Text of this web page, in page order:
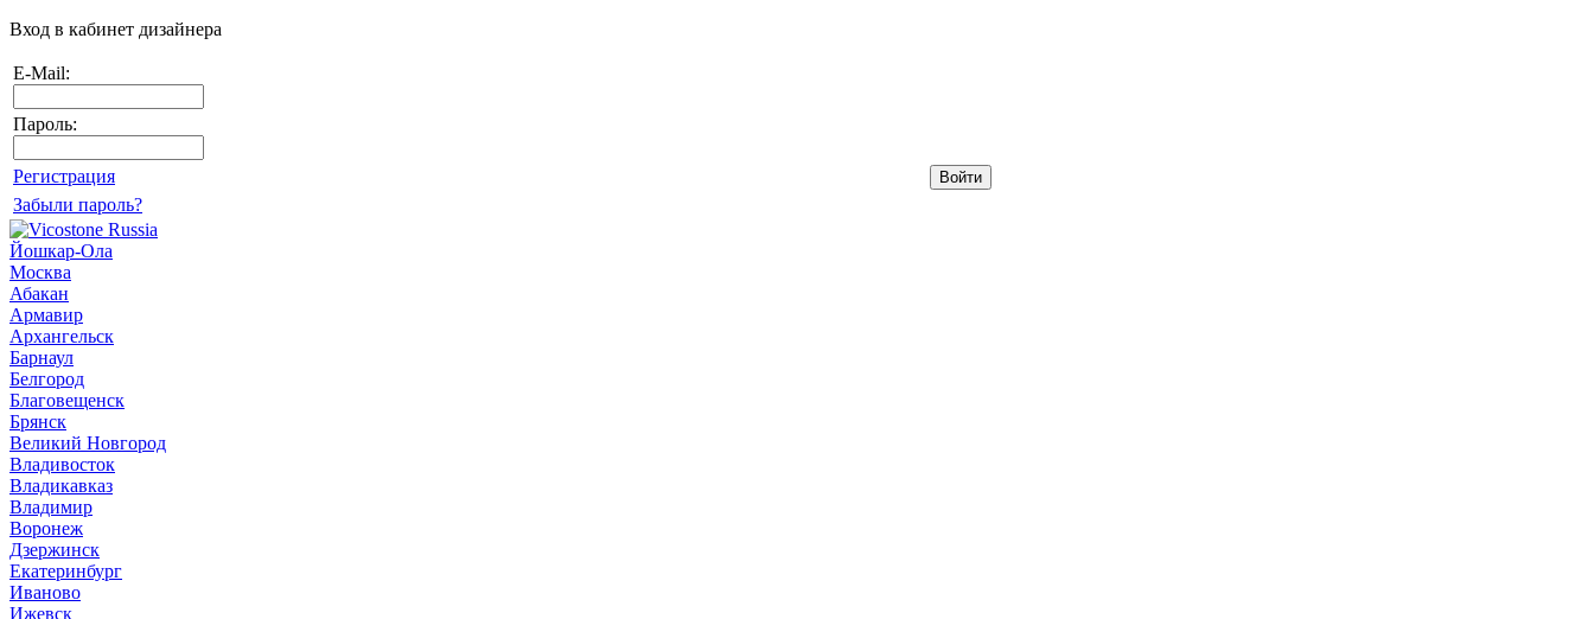
Вход в кабинет дизайнера
E-Mail:
Пароль:
Регистрация
Забыли пароль?
Йошкар-Ола
Москва
Абакан
Армавир
Архангельск
Барнаул
Белгород
Благовещенск
Брянск
Великий Новгород
Владивосток
Владикавказ
Владимир
Воронеж
Дзержинск
Екатеринбург
Иваново
Ижевск